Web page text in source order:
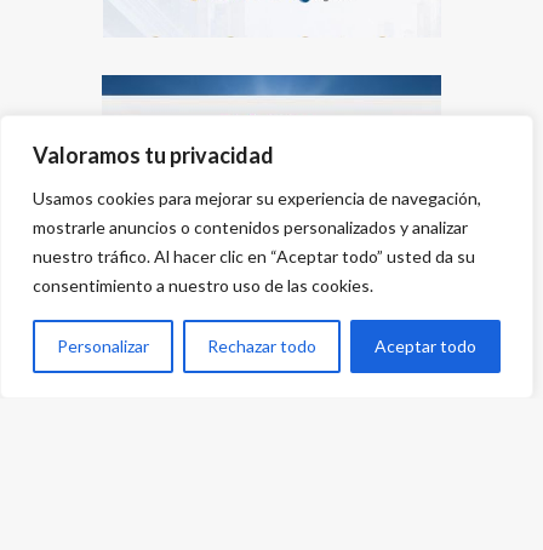
Valoramos tu privacidad
Usamos cookies para mejorar su experiencia de navegación,
mostrarle anuncios o contenidos personalizados y analizar
nuestro tráfico. Al hacer clic en “Aceptar todo” usted da su
consentimiento a nuestro uso de las cookies.
Personalizar Rechazar todo Aceptar todo